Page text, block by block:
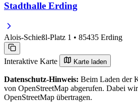
Stadthalle Erding
Alois-Schießl-Platz 1 • 85435 Erding
Interaktive Karte Karte laden
Datenschutz-Hinweis: Beim Laden der
von OpenStreetMap abgerufen. Dabei
OpenStreetMap übertragen.